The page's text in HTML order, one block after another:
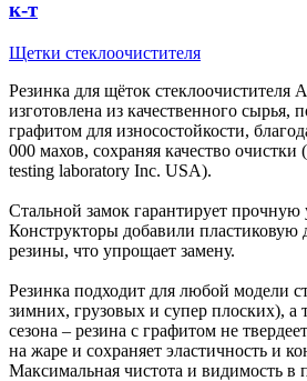
к-т
Щетки стеклоочистителя
Резинка для щёток стеклоочистителя
изготовлена из качественного сырья,
графитом для износостойкости,
000 махов, сохраняя качество очистки
testing laboratory Inc. USA).
Стальной замок гарантирует прочную
Конструкторы добавили пластиковую
резины, что упрощает замену.
Резинка подходит для любой модели
зимних, грузовых и супер плоских), а
сезона – резина с графитом не
на жаре и сохраняет эластичность и
Максимальная чистота и видимость в